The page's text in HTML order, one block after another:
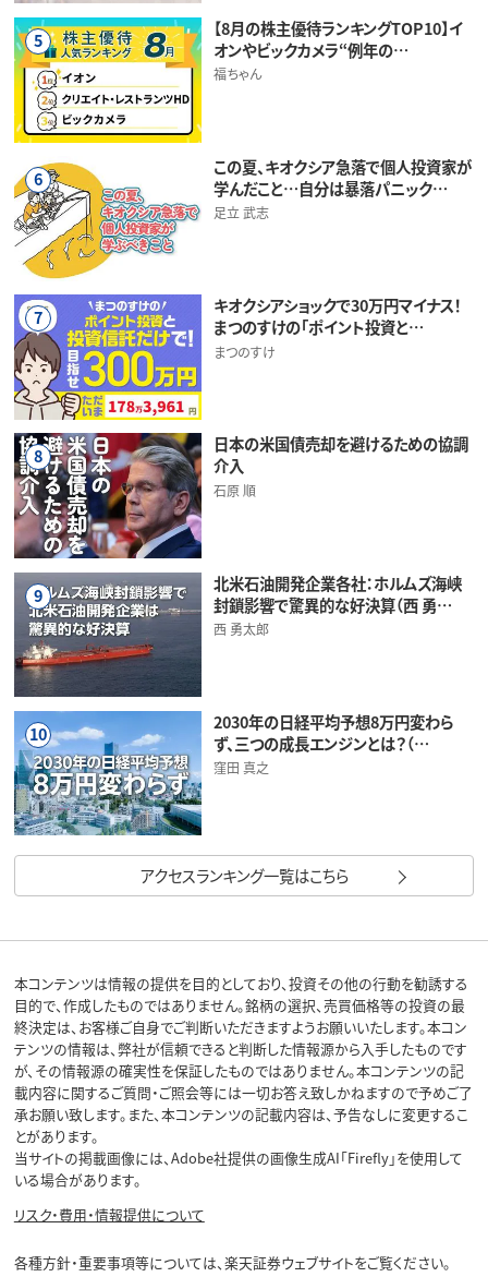
5
【8月の株主優待ランキングTOP10】イ
オンやビックカメラ“例年の…
福ちゃん
6
この夏、キオクシア急落で個人投資家が
学んだこと…自分は暴落パニック…
足立 武志
7
キオクシアショックで30万円マイナス！
まつのすけの「ポイント投資と…
まつのすけ
8
日本の米国債売却を避けるための協調
介入
石原 順
9
北米石油開発企業各社：ホルムズ海峡
封鎖影響で驚異的な好決算（西 勇…
西 勇太郎
10
2030年の日経平均予想8万円変わら
ず、三つの成長エンジンとは？（…
窪田 真之
アクセスランキング一覧はこちら
本コンテンツは情報の提供を目的としており、投資その他の行動を勧誘する
目的で、作成したものではありません。銘柄の選択、売買価格等の投資の最
終決定は、お客様ご自身でご判断いただきますようお願いいたします。本コン
テンツの情報は、弊社が信頼できると判断した情報源から入手したものです
が、その情報源の確実性を保証したものではありません。本コンテンツの記
載内容に関するご質問・ご照会等には一切お答え致しかねますので予めご了
承お願い致します。また、本コンテンツの記載内容は、予告なしに変更するこ
とがあります。
当サイトの掲載画像には、Adobe社提供の画像生成AI「Firefly」を使用して
いる場合があります。
リスク・費用・情報提供について
各種方針・重要事項等については、楽天証券ウェブサイトをご覧ください。